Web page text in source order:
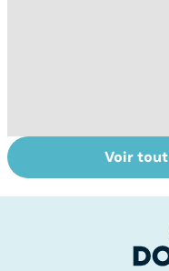
Tout savoir sur
les infections
Voir